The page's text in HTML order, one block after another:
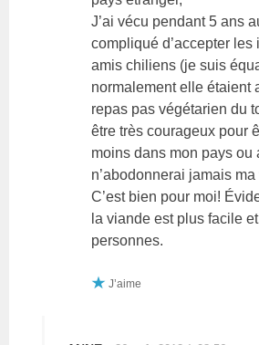
J’ai vécu pendant 5 ans
compliqué d’accepter
amis chiliens (je suis
normalement elle étaient
repas pas végétarien du
être très courageux pour
moins dans mon pays ou
n’abodonnerai jamais
C’est bien pour moi!
la viande est plus facile
personnes.
J’aime